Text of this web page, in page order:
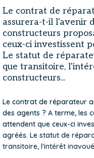
Le contrat de
assurera-t-il l'avenir
constructeurs
ceux-ci investissent
Le statut de
que transitoire,
constructeurs...
Le contrat de réparateur
des agents ? A terme, les
attendent que ceux-ci
agréés. Le statut de
transitoire, l'intérêt